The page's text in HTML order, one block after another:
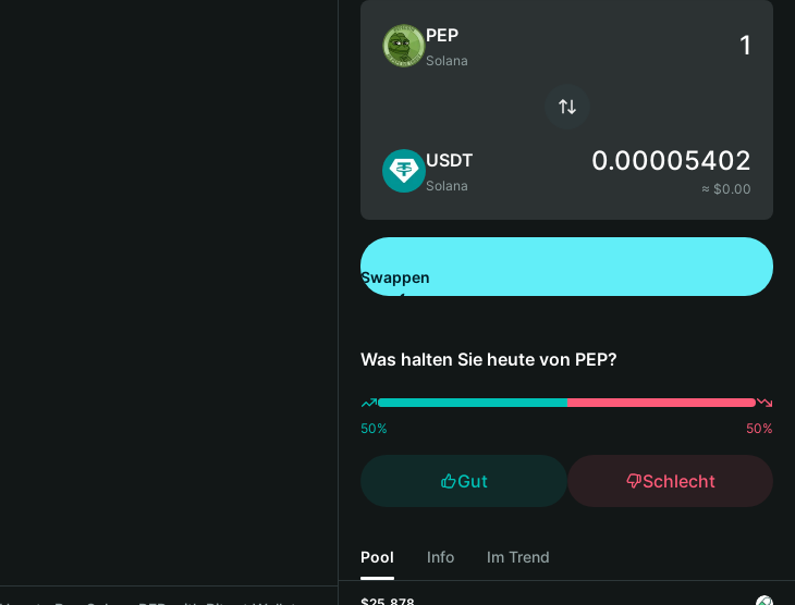
PEP
Solana
USDT
Solana
0.00005402
≈ $0.00
Swappen
Was halten Sie heute von PEP?
50% 50%
Gut Schlecht
Pool Info Im Trend